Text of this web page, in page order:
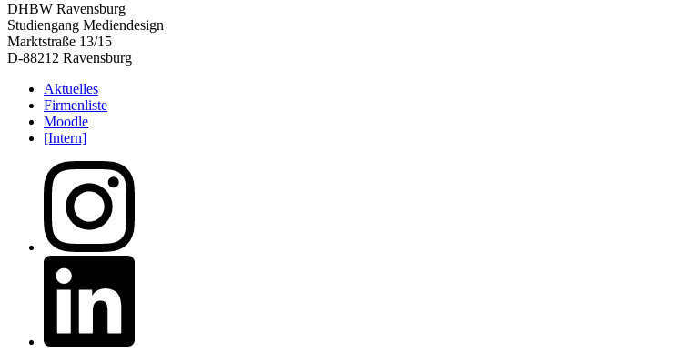
DHBW Ravensburg
Studiengang Mediendesign
Marktstraße 13/15
D-88212 Ravensburg
Aktuelles
Firmenliste
Moodle
[Intern]